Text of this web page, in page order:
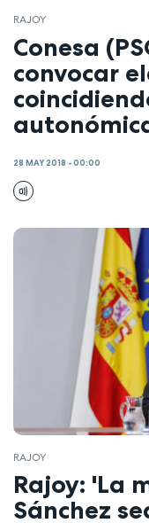
RAJOY
Conesa
convocar
28 MAY 2018 - 00:00
RAJOY
Rajoy: 'La
Sánchez